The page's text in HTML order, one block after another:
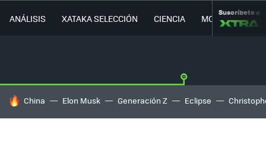
ANÁLISIS XATAKA SELECCIÓN CIENCIA MOVILIDAD
Suscríbete a
HOY SE HABLA DE
China Elon Musk Generación Z Eclipse